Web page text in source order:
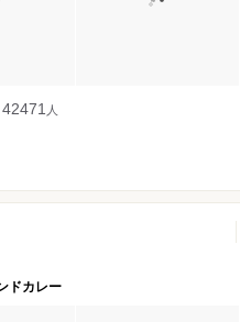
42471 人
ドカレー